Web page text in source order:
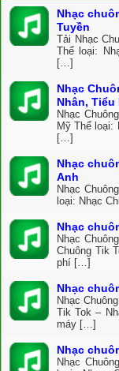
Nhạc
Tuyền
Tải Nhạc
Thể loại:
[…]
Nhạc
Nhân, Tiểu
Nhạc
Mỹ Thể loại:
[…]
Nhạc
Anh
Nhạc
loại: Nhạc
Nhạc
Nhạc
Chuông Tik
phí […]
Nhạc
Nhạc
Tik Tok –
máy […]
Nhạc
Nhạc